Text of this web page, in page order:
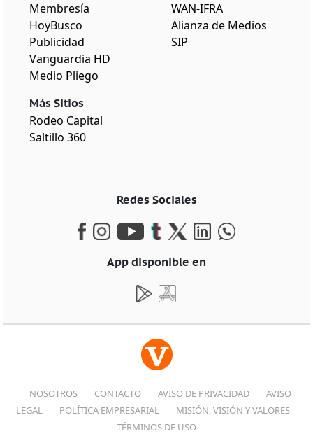
Membresía
HoyBusco
Publicidad
Vanguardia HD
Medio Pliego
Más Sitios
Rodeo Capital
Saltillo 360
WAN-IFRA
Alianza de Medios
SIP
Redes Sociales
App disponible en
NOSOTROS CONTACTO AVISO DE PRIVACIDAD
AVISO
LEGAL
POLÍTICA EMPRESARIAL
MISIÓN, VISIÓN Y VALORES
TÉRMINOS DE USO